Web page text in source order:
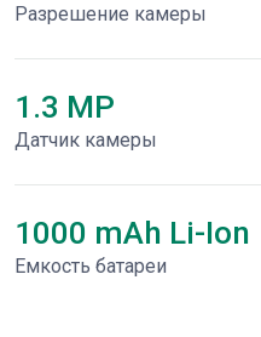
Разрешение камеры
1.3 MP
Датчик камеры
1000 mAh Li-Ion
Емкость батареи